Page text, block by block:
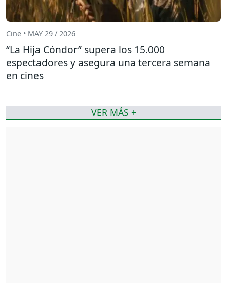
Cine • MAY 29 / 2026
“La Hija Cóndor” supera los 15.000
espectadores y asegura una tercera semana
en cines
VER MÁS +